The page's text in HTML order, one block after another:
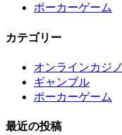
ポーカーゲーム
カテゴリー
オンラインカジノ
ギャンブル
ポーカーゲーム
最近の投稿